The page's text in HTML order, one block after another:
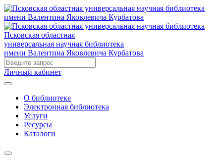
Псковская областная
универсальная научная библиотека
имени Валентина Яковлевича Курбатова
Личный кабинет
О библиотеке
Электронная библиотека
Услуги
Ресурсы
Каталоги